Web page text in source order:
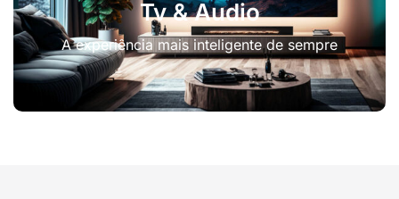
Tv & Audio
A experiência mais inteligente de sempre